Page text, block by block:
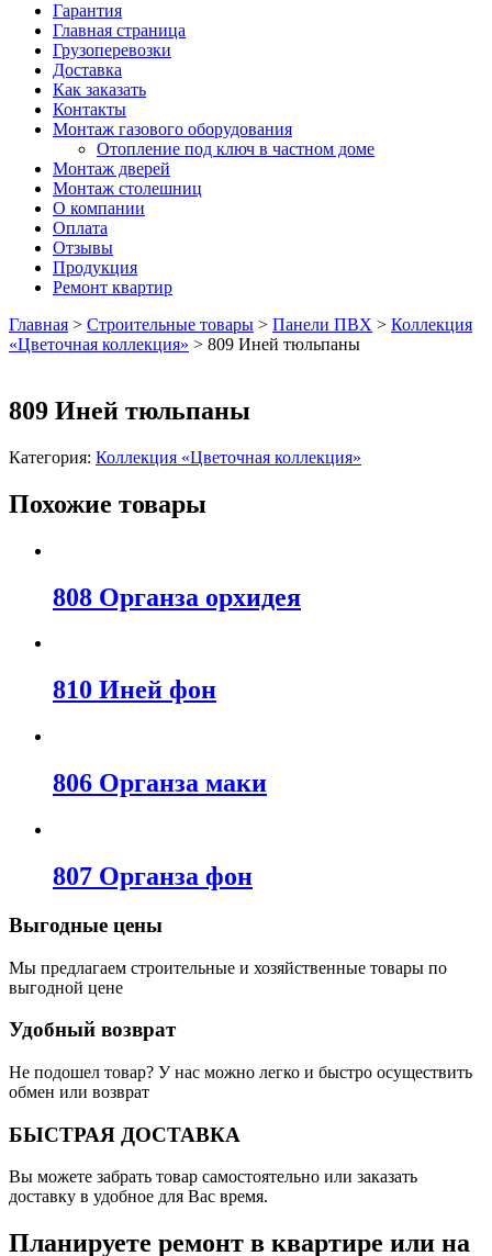
Гарантия
Главная страница
Грузоперевозки
Доставка
Как заказать
Контакты
Монтаж газового оборудования
Отопление под ключ в частном доме
Монтаж дверей
Монтаж столешниц
О компании
Оплата
Отзывы
Продукция
Ремонт квартир
Главная > Строительные товары > Панели ПВХ > Коллекция
«Цветочная коллекция» > 809 Иней тюльпаны
809 Иней тюльпаны
Категория: Коллекция «Цветочная коллекция»
Похожие товары
808 Органза орхидея
810 Иней фон
806 Органза маки
807 Органза фон
Выгодные цены
Мы предлагаем строительные и хозяйственные товары по
выгодной цене
Удобный возврат
Не подошел товар? У нас можно легко и быстро осуществить
обмен или возврат
БЫСТРАЯ ДОСТАВКА
Вы можете забрать товар самостоятельно или заказать
доставку в удобное для Вас время.
Планируете ремонт в квартире или на